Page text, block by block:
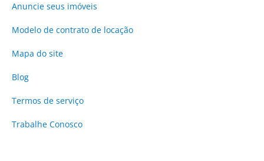
Anuncie seus imóveis
Modelo de contrato de locação
Mapa do site
Blog
Termos de serviço
Trabalhe Conosco